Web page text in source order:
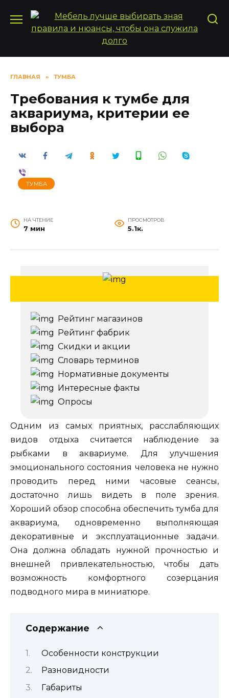
содержанию
ГЛАВНАЯ » ТУМБА
Требования к тумбе для
аквариума, критерии ее
выбора
ТУМБА
НА ЧТЕНИЕ
7 мин
ПРОСМОТРОВ
5.1к.
Рейтинг магазинов
Рейтинг фабрик
Скидки и акции
Словарь терминов
Нормативные документы
Интересные факты
Опросы
Одним из самых приятных, расслабляющих
видов отдыха считается наблюдение за
рыбками в аквариуме. Для улучшения
эмоционального состояния человека не нужно
проводить перед ними часовые сеансы,
достаточно лишь видеть в поле зрения.
Хороший обзор способна обеспечить тумба для
аквариума, одновременно выполняющая
декоративные и эксплуатационные задачи.
Она должна обладать нужной прочностью и
внешней привлекательностью, чтобы дать
возможность комфортного созерцания
подводного мира в миниатюре.
Содержание
Особенности конструкции
Разновидности
Габариты